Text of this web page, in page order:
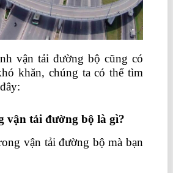
vận tải đường bộ cũng có
khăn, chúng ta có thể tìm
vận tải đường bộ là gì?
vận tải đường bộ mà bạn